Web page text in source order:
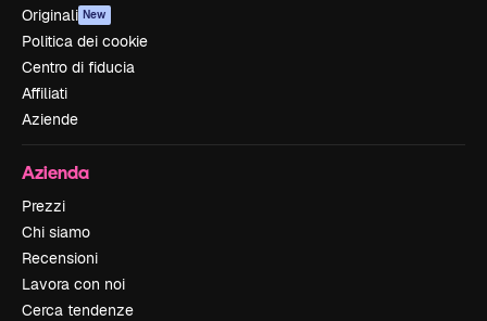
Originali New
Politica dei cookie
Centro di fiducia
Affiliati
Aziende
Azienda
Prezzi
Chi siamo
Recensioni
Lavora con noi
Cerca tendenze